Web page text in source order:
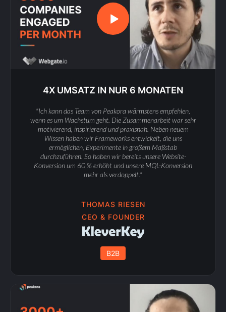
4X UMSATZ IN NUR 6 MONATEN
"Ich kann das Team von Peakora wärmstens empfehlen,
wenn es um Wachstum geht. Die Zusammenarbeit war sehr
motivierend, inspirierend und praxisnah. Neben neuem
Wissen haben wir Frameworks entwickelt, die uns
ermöglichen, Experimente in großem Maßstab
durchzuführen. So haben wir bereits unsere Website-
Konversion um 60 % erhöht und unsere MQL-Konversion
mehr als verdoppelt."
THOMAS RIESEN
CEO & FOUNDER
B2B